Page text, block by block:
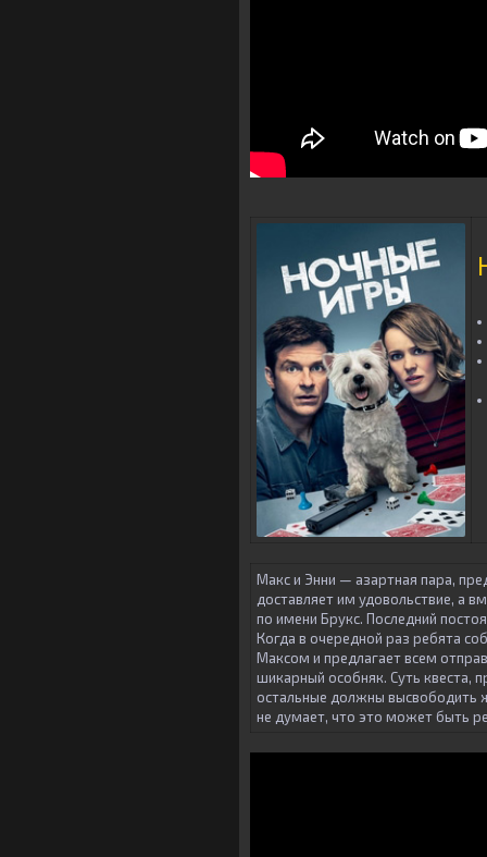
Макс и Энни — азартная пара,
доставляет им удовольствие, а
по имени Брукс. Последний
Когда в очередной раз ребята
Максом и предлагает всем
шикарный особняк. Суть квеста,
остальные должны высвободить
не думает, что это может быть